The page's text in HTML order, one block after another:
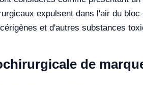
expulsent dans l'air du
et d'autres substances
de